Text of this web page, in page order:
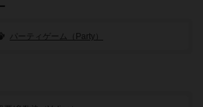
パーティゲーム（Party）